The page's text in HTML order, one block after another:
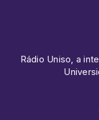
Rádio Uniso, a